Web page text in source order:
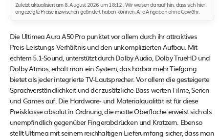
Zuletzt aktualisiert am 8. August 2026 um 18:12 . Wir weisen darauf hin, dass sich hier
angezeigte Preise inzwischen geändert haben können. Alle Angaben ohne Gewähr.
Die Ultimea Aura A50 Pro punktet vor allem durch ihr attraktives
Preis-Leistungs-Verhältnis und den unkomplizierten Aufbau. Mit
echtem 5.1-Sound, unterstützt durch Dolby Audio, Dolby TrueHD und
Dolby Atmos, erhält man ein System, das hörbar mehr Tiefgang
bietet als jeder integrierte TV-Lautsprecher. Vor allem die gesteigerte
Sprachverständlichkeit und der zusätzliche Bass werten Filme, Serien
und Games auf. Die Hardware- und Materialqualität ist für diese
Preisklasse absolut in Ordnung, die matte Oberfläche erweist sich als
unempfindlich gegenüber Fingerabdrücken und Kratzern. Ebenso
stellt Ultimea mit seinem reichhaltigen Lieferumfang sicher, dass man